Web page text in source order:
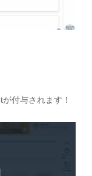
付与されます！